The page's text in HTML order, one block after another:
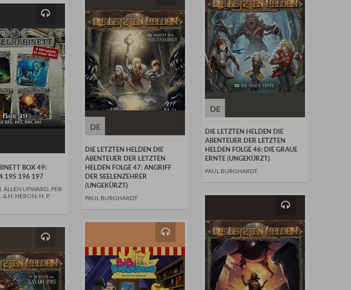
BOX 49:
195 196 197
ALLEN UPWARD, PER
& H. HERON, H. P.
DE
DIE LETZTEN HELDEN DIE
ABENTEUER DER LETZTEN
HELDEN FOLGE 47: ANGRIFF
DER SEELENZEHRER
(UNGEKÜRZT)
PAUL BURGHARDT
DE
DIE LETZTEN HELDEN DIE
ABENTEUER DER LETZTEN
HELDEN FOLGE 46: DIE GRAUE
ERNTE (UNGEKÜRZT)
PAUL BURGHARDT